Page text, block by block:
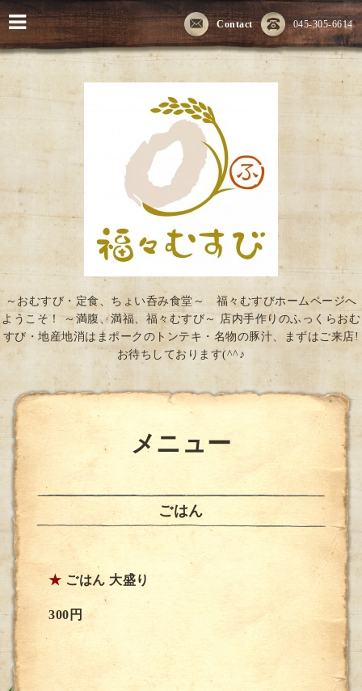
045-305-6614
Contact
～おむすび・定食、ちょい呑み食堂～ 福々むすびホームページへ
ようこそ！ ～満腹、満福、福々むすび～ 店内手作りのふっくらおむ
すび・地産地消はまポークのトンテキ・名物の豚汁、まずはご来店!
お待ちしております(^^♪
メニュー
ごはん
★ ごはん 大盛り
300円